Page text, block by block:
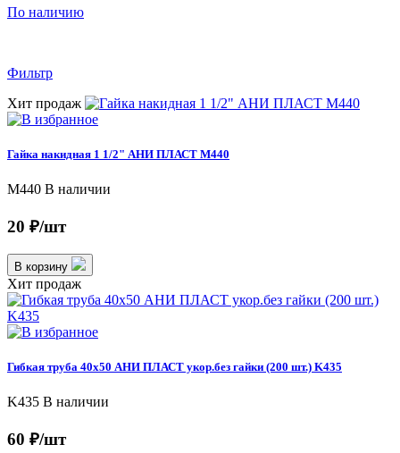
По наличию
Фильтр
Хит продаж
Гайка накидная 1 1/2" АНИ ПЛАСТ M440
M440 В наличии
20 ₽/шт
В корзину
Хит продаж
Гибкая труба 40х50 АНИ ПЛАСТ укор.без гайки (200 шт.) K435
K435 В наличии
60 ₽/шт